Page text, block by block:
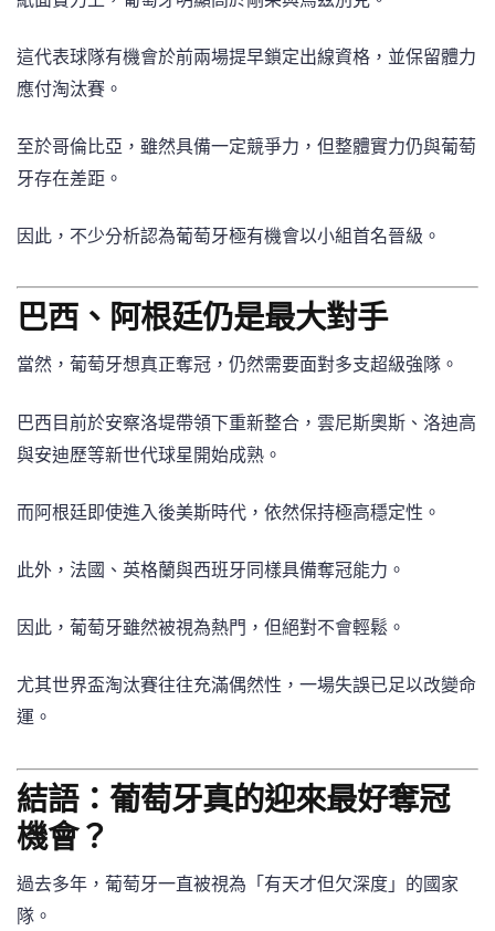
這代表球隊有機會於前兩場提早鎖定出線資格，並保留體力
應付淘汰賽。
至於哥倫比亞，雖然具備一定競爭力，但整體實力仍與葡萄
牙存在差距。
因此，不少分析認為葡萄牙極有機會以小組首名晉級。
巴西、阿根廷仍是最大對手
當然，葡萄牙想真正奪冠，仍然需要面對多支超級強隊。
巴西目前於安察洛堤帶領下重新整合，雲尼斯奧斯、洛迪高
與安迪歷等新世代球星開始成熟。
而阿根廷即使進入後美斯時代，依然保持極高穩定性。
此外，法國、英格蘭與西班牙同樣具備奪冠能力。
因此，葡萄牙雖然被視為熱門，但絕對不會輕鬆。
尤其世界盃淘汰賽往往充滿偶然性，一場失誤已足以改變命
運。
結語：葡萄牙真的迎來最好奪冠
機會？
過去多年，葡萄牙一直被視為「有天才但欠深度」的國家
隊。